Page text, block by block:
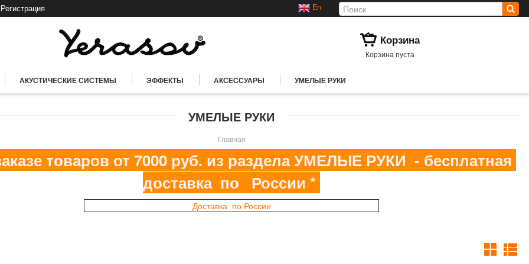
Регистрация En
Корзина
Корзина пуста
АКУСТИЧЕСКИЕ СИСТЕМЫ ЭФФЕКТЫ АКСЕССУАРЫ УМЕЛЫЕ РУКИ
УМЕЛЫЕ РУКИ
Главная
товаров от 7000 руб. из раздела УМЕЛЫЕ РУКИ - бесплатная
доставка по России *
Доставка по России